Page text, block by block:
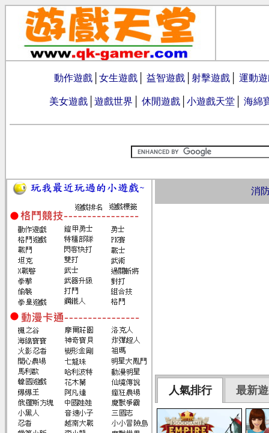
動作遊戲 女生遊戲 益智遊戲 射擊遊戲 運動
美女遊戲 遊戲世界 休閒遊戲 小遊戲天堂 海綿
消
人氣排行 最新